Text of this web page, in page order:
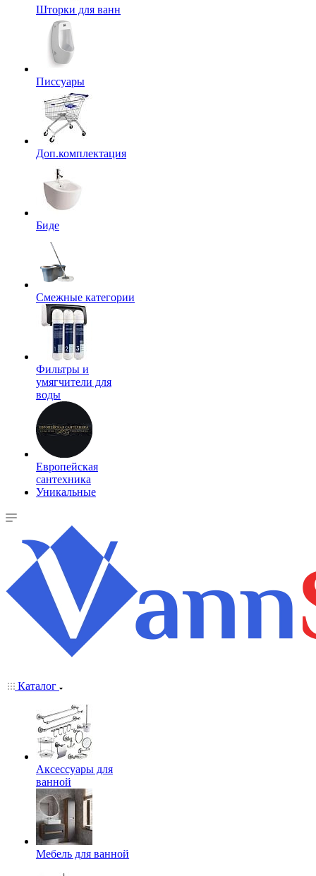
Шторки для ванн
Писсуары
Доп.комплектация
Биде
Смежные категории
Фильтры и
умягчители для
воды
Европейская
сантехника
Уникальные
Каталог
Аксессуары для
ванной
Мебель для ванной